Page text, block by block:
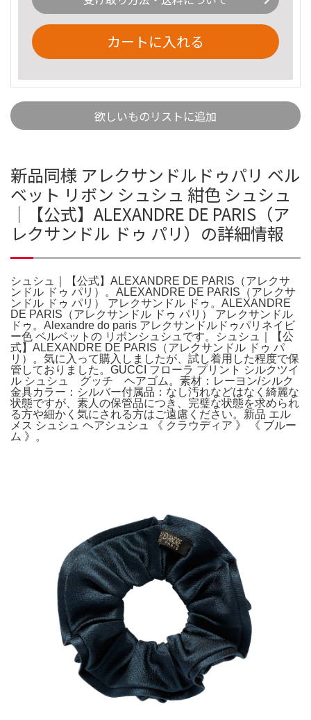
カートに入れる
欲しいものリストに追加
新品同様 アレクサンドルドゥパリ ベル
ベット リボン シュシュ 紺色 シュシュ
｜【公式】ALEXANDRE DE PARIS（ア
レクサンドル ドゥ パリ）の詳細情報
シュシュ｜【公式】ALEXANDRE DE PARIS（アレクサ
ンドル ドゥ パリ）。ALEXANDRE DE PARIS（アレクサ
ンドル ドゥ パリ） アレクサンドル ドゥ。ALEXANDRE
DE PARIS（アレクサンドル ドゥ パリ） アレクサンドル
ドゥ。Alexandre do paris アレクサンドルドゥパリネイビ
ー色 ベルベットの リボンシュシュです。シュシュ｜【公
式】ALEXANDRE DE PARIS（アレクサンドル ドゥ パ
リ）。気に入って購入しましたが、試し着用した程度で保
管しておりました。GUCCI フローラ プリント シルクツイ
ル シュシュ グッチ ヘアゴム。素材：レーヨン/シルク
金具カラー：シルバー付属品：なし汚れなどはなく綺麗な
状態ですが、素人の保管品につき、完璧な状態を求められ
る方や細かく気にされる方はご遠慮ください。新品 エル
メス シュシュ ヘアシュシュ 《 クラウディア 》 《 ブルー
ム 》。